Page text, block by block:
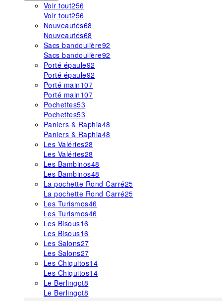
Voir tout256
Voir tout256
Nouveautés68
Nouveautés68
Sacs bandoulière92
Sacs bandoulière92
Porté épaule92
Porté épaule92
Porté main107
Porté main107
Pochettes53
Pochettes53
Paniers & Raphia48
Paniers & Raphia48
Les Valéries28
Les Valéries28
Les Bambinos48
Les Bambinos48
La pochette Rond Carré25
La pochette Rond Carré25
Les Turismos46
Les Turismos46
Les Bisous16
Les Bisous16
Les Salons27
Les Salons27
Les Chiquitos14
Les Chiquitos14
Le Berlingot8
Le Berlingot8